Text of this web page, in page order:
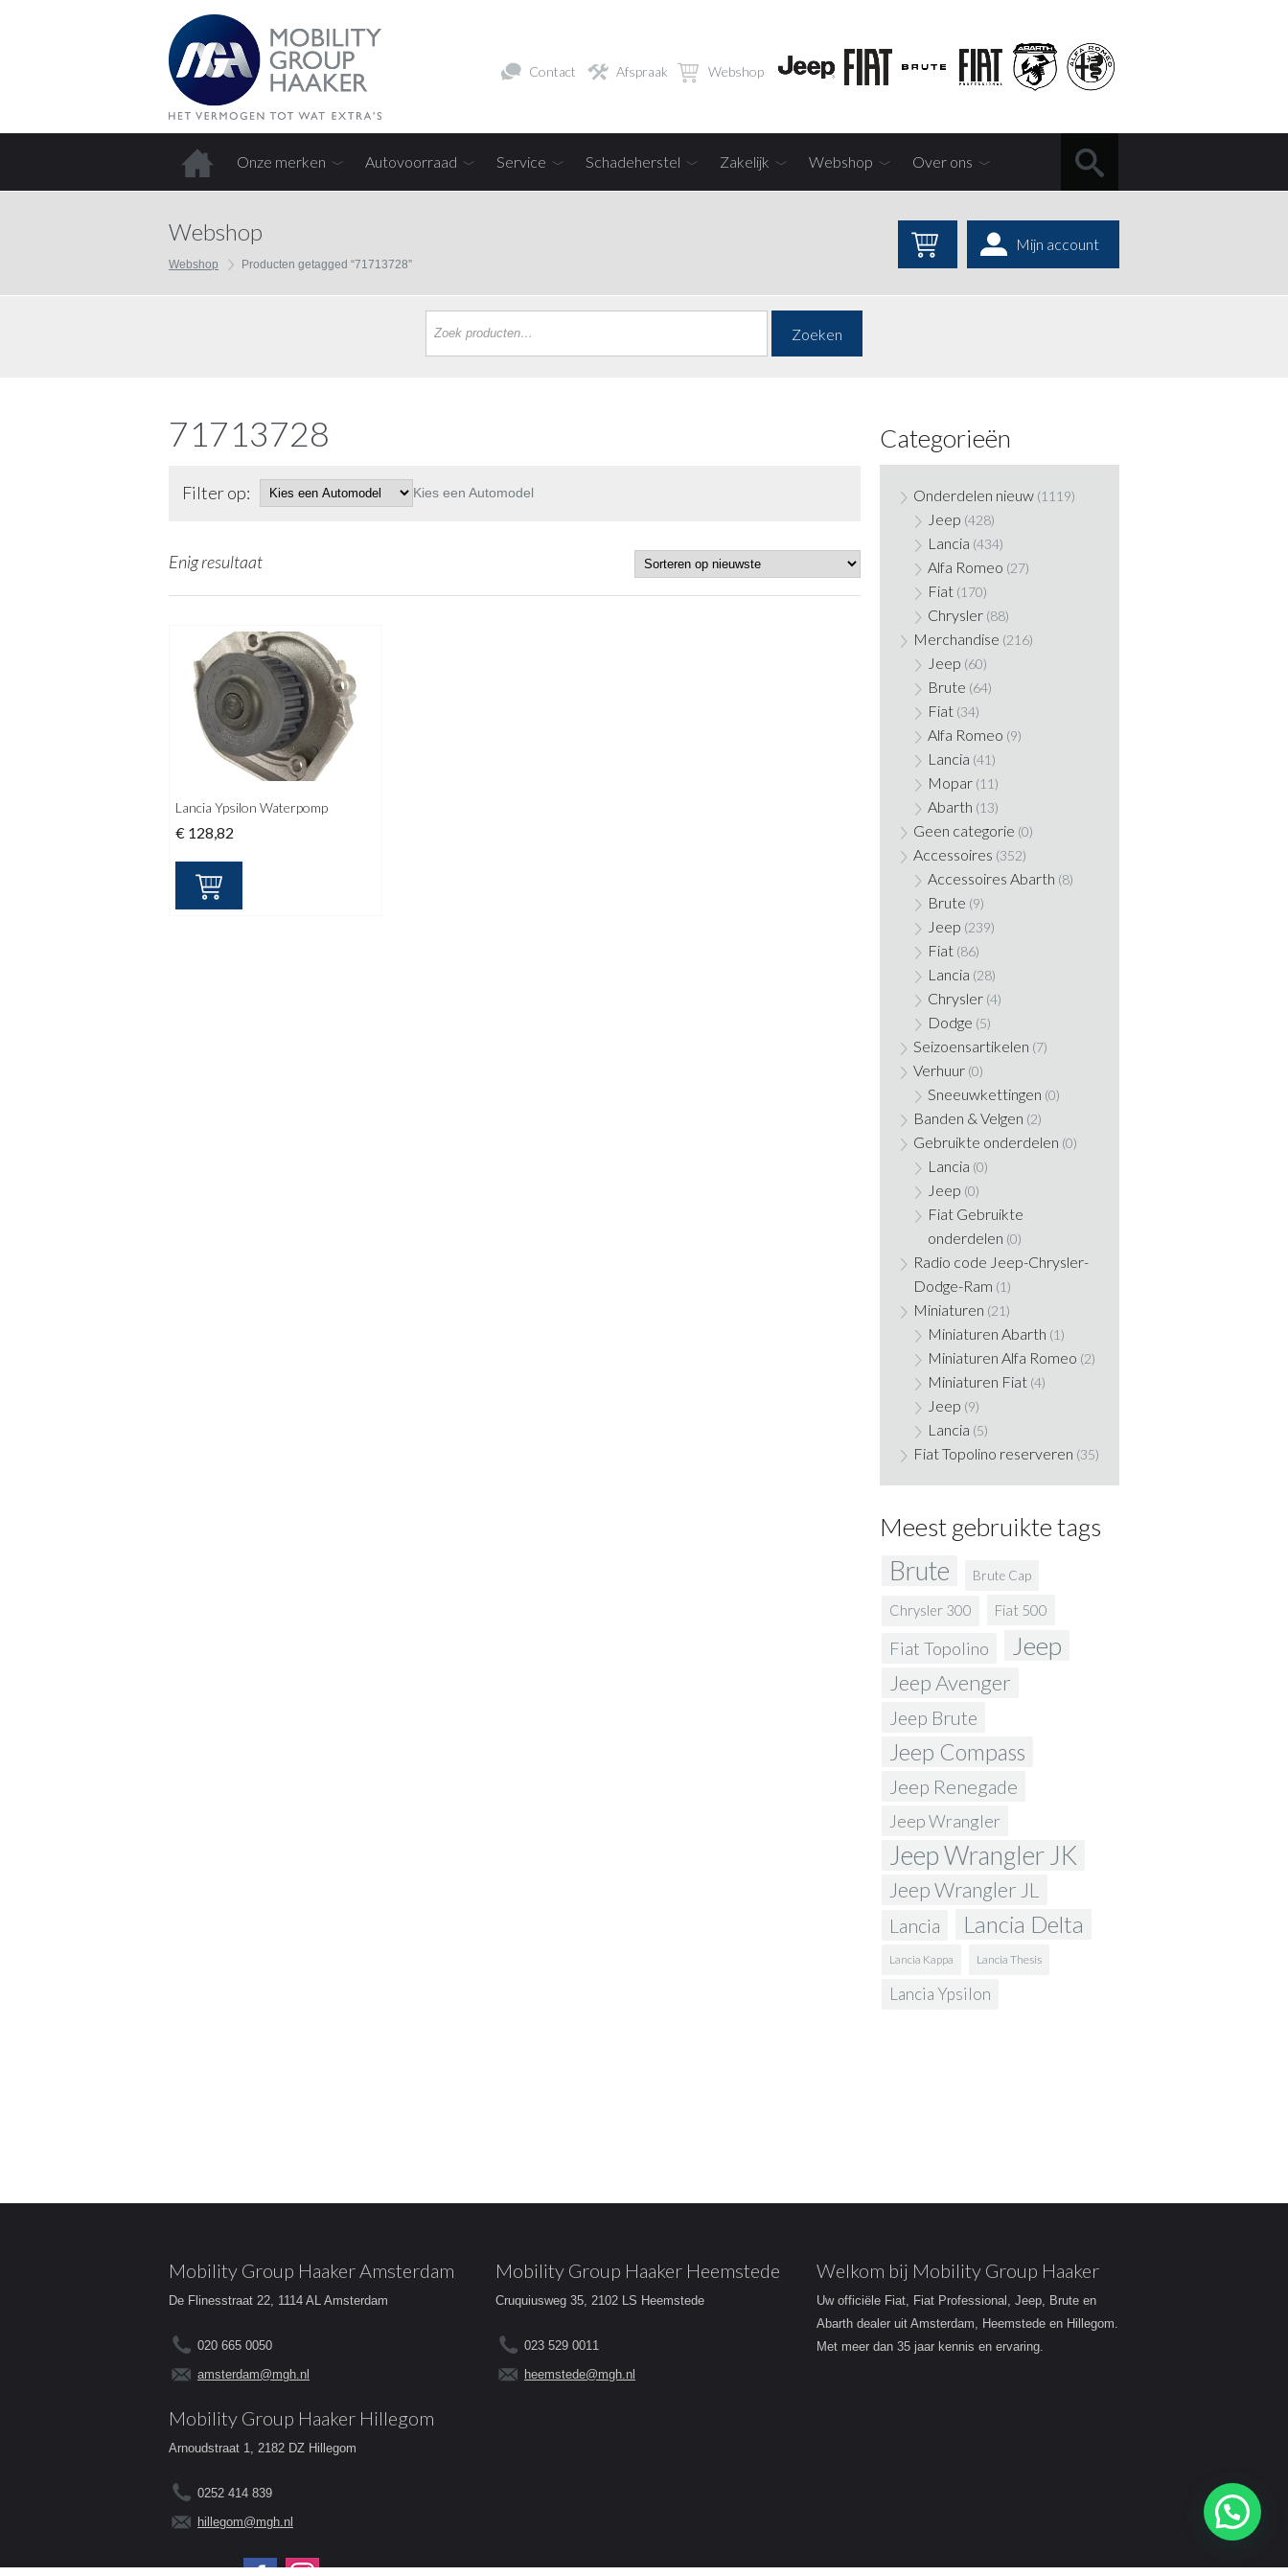
Contact Afspraak Webshop
Onze merken Autovoorraad Service Schadeherstel Zakelijk Webshop Over ons
Webshop
Webshop Producten getagged “71713728”
Mijn account
Zoeken
71713728
Filter op: Kies een Automodel
Enig resultaat
Lancia Ypsilon Waterpomp
€ 128,82
Categorieën
Onderdelen nieuw (1119)
Jeep (428)
Lancia (434)
Alfa Romeo (27)
Fiat (170)
Chrysler (88)
Merchandise (216)
Jeep (60)
Brute (64)
Fiat (34)
Alfa Romeo (9)
Lancia (41)
Mopar (11)
Abarth (13)
Geen categorie (0)
Accessoires (352)
Accessoires Abarth (8)
Brute (9)
Jeep (239)
Fiat (86)
Lancia (28)
Chrysler (4)
Dodge (5)
Seizoensartikelen (7)
Verhuur (0)
Sneeuwkettingen (0)
Banden & Velgen (2)
Gebruikte onderdelen (0)
Lancia (0)
Jeep (0)
Fiat Gebruikte
onderdelen (0)
Radio code Jeep-Chrysler-
Dodge-Ram (1)
Miniaturen (21)
Miniaturen Abarth (1)
Miniaturen Alfa Romeo (2)
Miniaturen Fiat (4)
Jeep (9)
Lancia (5)
Fiat Topolino reserveren (35)
Meest gebruikte tags
Brute Brute Cap
Chrysler 300 Fiat 500
Fiat Topolino Jeep
Jeep Avenger
Jeep Brute
Jeep Compass
Jeep Renegade
Jeep Wrangler
Jeep Wrangler JK
Jeep Wrangler JL
Lancia Lancia Delta
Lancia Kappa Lancia Thesis
Lancia Ypsilon
Mobility Group Haaker Amsterdam
De Flinesstraat 22, 1114 AL Amsterdam
020 665 0050
amsterdam@mgh.nl
Mobility Group Haaker Heemstede
Cruquiusweg 35, 2102 LS Heemstede
023 529 0011
heemstede@mgh.nl
Mobility Group Haaker Hillegom
Arnoudstraat 1, 2182 DZ Hillegom
0252 414 839
hillegom@mgh.nl
Volg ons op:
Welkom bij Mobility Group Haaker
Uw officiële Fiat, Fiat Professional, Jeep, Brute en
Abarth dealer uit Amsterdam, Heemstede en Hillegom.
Met meer dan 35 jaar kennis en ervaring.